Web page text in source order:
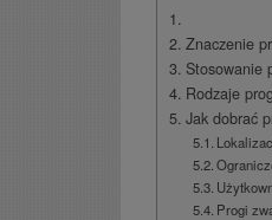
Znaczenie
Stosowanie
Rodzaje
Jak dobrać
Progi